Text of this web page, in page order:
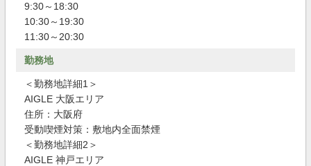
9:30～18:30
10:30～19:30
11:30～20:30
勤務地
＜勤務地詳細1＞
AIGLE 大阪エリア
住所：大阪府
受動喫煙対策：敷地内全面禁煙
＜勤務地詳細2＞
AIGLE 神戸エリア